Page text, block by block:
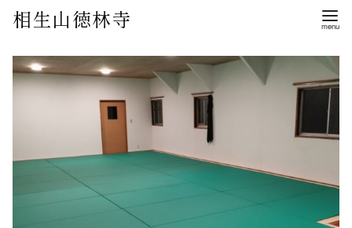
相生山徳林寺